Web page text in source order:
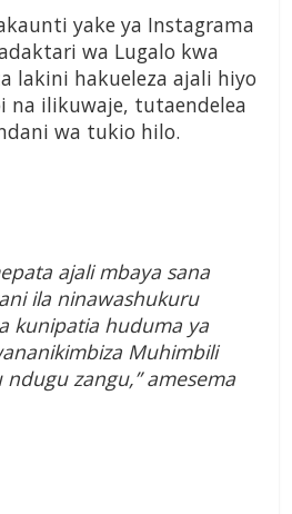
yake ya Instagrama
wa Lugalo kwa
lakini hakueleza ajali hiyo
na ilikuwaje, tutaendelea
wa tukio hilo.
ajali mbaya sana
ila ninawashukuru
kunipatia huduma ya
Muhimbili
zangu,” amesema